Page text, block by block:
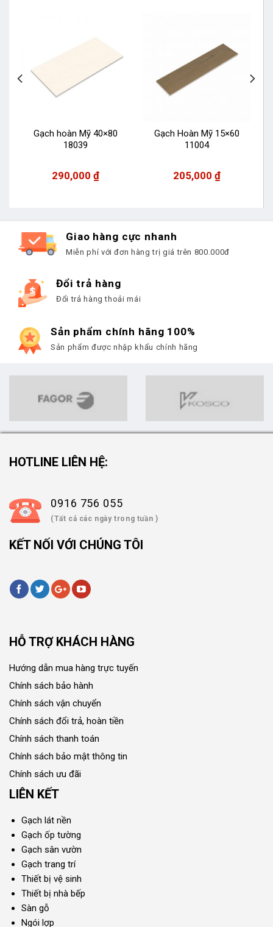
Gạch hoàn Mỹ 40×80
18039
290,000₫
Gạch Hoàn Mỹ 15×60
11004
205,000 ₫
Giao hàng cực nhanh
Miễn phí với đơn hàng trị giá trên 800.000đ
Đổi trả hàng
Đổi trả hàng thoải mái
Sản phẩm chính hãng 100%
Sản phẩm được nhập khẩu chính hãng
HOTLINE LIÊN HỆ:
0916 756 055
(Tất cả các ngày trong tuần )
KẾT NỐI VỚI CHÚNG TÔI
HỖ TRỢ KHÁCH HÀNG
Hướng dẫn mua hàng trực tuyến
Chính sách bảo hành
Chính sách vận chuyển
Chính sách đổi trả, hoàn tiền
Chính sách thanh toán
Chính sách bảo mật thông tin
Chính sách ưu đãi
LIÊN KẾT
Gạch lát nền
Gạch ốp tường
Gạch sân vườn
Gạch trang trí
Thiết bị vệ sinh
Thiết bị nhà bếp
Sàn gỗ
Ngói lợp